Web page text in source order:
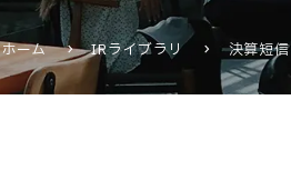
株式情報
財務・業績情報
IRイベント
ホーム IRライブラリ 決算短信